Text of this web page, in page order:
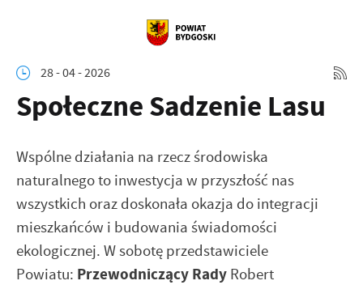
28 - 04 - 2026
Społeczne Sadzenie Lasu
Wspólne działania na rzecz środowiska
naturalnego to inwestycja w przyszłość nas
wszystkich oraz doskonała okazja do integracji
mieszkańców i budowania świadomości
ekologicznej. W sobotę przedstawiciele
Powiatu: Przewodniczący Rady Robert